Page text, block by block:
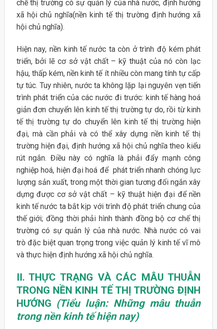
chế thị trường có sự quản lý của nhà nước, định hướng
xã hội chủ nghĩa(nền kinh tế thị trường định hướng xã
hội chủ nghĩa).
Hiện nay, nền kinh tế nước ta còn ở trình độ kém phát
triển, bởi lẽ cơ sở vật chất – kỹ thuật của nó còn lạc
hậu, thấp kém, nền kinh tế ít nhiều còn mang tính tự cấp
tự túc. Tuy nhiên, nước ta không lặp lại nguyên vẹn tiến
trình phát triển của các nước đi trước: kinh tế hàng hoá
giản đơn chuyển lên kinh tế thị trường tự do, rồi từ kinh
tế thị trường tự do chuyển lên kinh tế thị trường hiện
đại, mà cần phải và có thể xây dựng nền kinh tế thị
trường hiện đại, định hướng xã hội chủ nghĩa theo kiểu
rút ngắn. Điều này có nghĩa là phải đẩy mạnh công
nghiệp hoá, hiện đại hoá để phát triển nhanh chóng lực
lượng sản xuất, trong một thời gian tương đối ngắn xây
dựng được cơ sở vật chất – kỹ thuật hiện đại để nền
kinh tế nước ta bắt kịp với trình độ phát triển chung của
thế giới; đồng thời phải hình thành đồng bộ cơ chế thị
trường có sự quản lý của nhà nước. Nhà nước có vai
trò đặc biệt quan trọng trong việc quản lý kinh tế vĩ mô
và thực hiện định hướng xã hội chủ nghĩa.
II. THỰC TRẠNG VÀ CÁC MÂU THUẪN
TRONG NỀN KINH TẾ THỊ TRƯỜNG ĐỊNH
HƯỚNG (Tiểu luận: Những mâu thuẫn
trong nền kinh tế hiện nay)